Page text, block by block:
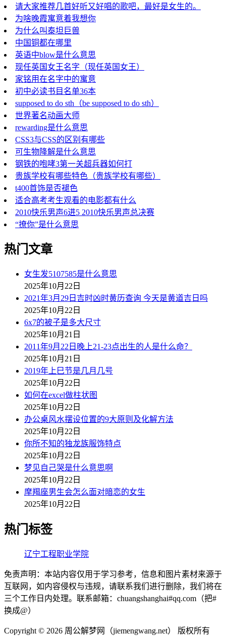
请大家推荐几首好听又好唱的歌吧，最好是女生的。
为啥晚霞寓意着我想你
为什么叫泰坦巨兽
中国铜都在哪里
英语中blow是什么意思
现任英国女王名字（现任英国女王）
家铭用在名字中的寓意
初中必读书目名单36本
supposed to do sth（be supposed to do sth）
世界著名动画大师
rewarding是什么意思
CSS3与CSS的区别有哪些
可生物降解是什么意思
钢铁的咆哮3第一关超兵器如何打
贵族学校有哪些特色（贵族学校有哪些）
t400首饰是否褪色
适合高考考生观看的电影都有什么
2010快乐男声6进5 2010快乐男声总决赛
“撩你”是什么意思
热门文章
女生发5107585是什么意思
2025年10月22日
2021年3月29日吉时凶时黄历查询 今天是黄道吉日吗
2025年10月22日
6x7的被子是多大尺寸
2025年10月21日
2011年9月22日晚上21-23点出生的人是什么命？
2025年10月21日
2019年上巳节是几月几号
2025年10月22日
如何在excel做柱状图
2025年10月22日
办公桌风水摆设位置的9大原则及化解方法
2025年10月22日
你所不知的独龙族服饰特点
2025年10月22日
梦见自己哭是什么意思啊
2025年10月22日
摩羯座男生会怎么面对暗恋的女生
2025年10月22日
热门标签
辽宁工程职业学院
免责声明：本站内容仅用于学习参考，信息和图片素材来源于
互联网，如内容侵权与违规，请联系我们进行删除，我们将在
三个工作日内处理。联系邮箱：chuangshanghai#qq.com（把#
换成@）
Copyright © 2026 周公解梦网（jiemengwang.net） 版权所有